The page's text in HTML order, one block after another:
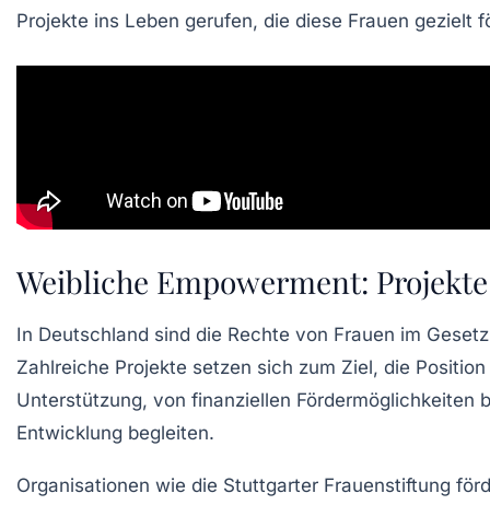
Projekte ins Leben gerufen, die diese Frauen gezielt
Weibliche Empowerment:
In Deutschland sind die Rechte von Frauen im
Zahlreiche Projekte setzen sich zum Ziel, die
Unterstützung, von finanziellen Fördermöglichkeiten
Entwicklung begleiten.
Organisationen wie die Stuttgarter Frauenstiftung